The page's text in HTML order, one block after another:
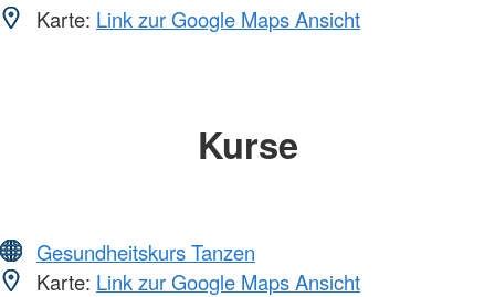
Karte: Link zur Google Maps Ansicht
Kurse
Gesundheitskurs Tanzen
Karte: Link zur Google Maps Ansicht